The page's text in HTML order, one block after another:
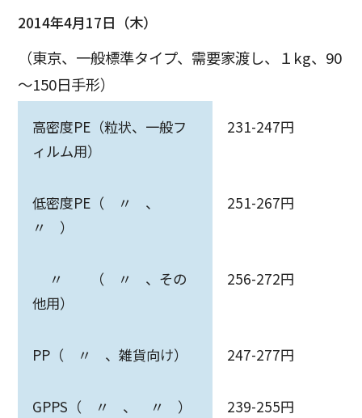
2014年4月17日（木）
（東京、一般標準タイプ、需要家渡し、１kg、90
～150日手形）
高密度PE（粒状、一般フ
ィルム用）
231-247円
低密度PE（ 〃 、
〃 ）
251-267円
〃 （ 〃 、その
他用）
256-272円
PP（ 〃 、雑貨向け） 247-277円
GPPS（ 〃 、 〃 ） 239-255円